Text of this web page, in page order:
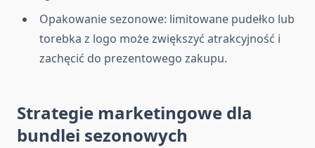
Opakowanie sezonowe: limitowane pudełko lub
torebka z logo może zwiększyć atrakcyjność i
zachęcić do prezentowego zakupu.
Strategie marketingowe dla
bundlei sezonowych